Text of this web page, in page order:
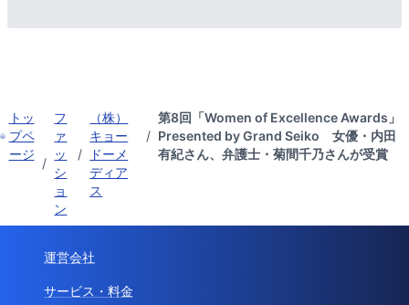
トッ
プペ
ージ
/
フ
ァ
ッ
シ
ョ
ン
/
（株）
キョー
ドーメ
ディア
ス
/
第8回「Women of Excellence Awards」
Presented by Grand Seiko 女優・内田
有紀さん、弁護士・菊間千乃さんが受賞
運営会社
サービス・料金